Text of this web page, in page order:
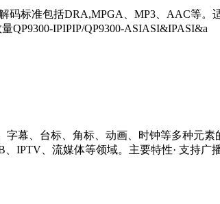
码标准包括DRA,MPGA、MP3、AAC等。
IPIPIP/QP9300-ASIASI&IPASI&a
幕、台标、角标、动画、时钟等多种元素
IPTV、流媒体等领域。主要特性· 支持广播